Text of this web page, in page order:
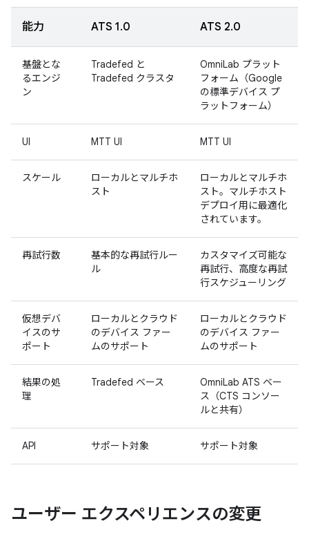
能力 ATS 1.0 ATS 2.0
基盤とな
るエンジ
ン
Tradefed と
Tradefed クラスタ
OmniLab プラット
フォーム（Google
の標準デバイス プ
ラットフォーム）
UI MTT UI MTT UI
スケール
ローカルとマルチホ
スト
ローカルとマルチホ
スト。マルチホスト
デプロイ用に最適化
されています。
再試行数
基本的な再試行ルー
ル
カスタマイズ可能な
再試行、高度な再試
行スケジューリング
仮想デバ
イスのサ
ポート
ローカルとクラウド
のデバイス ファー
ムのサポート
ローカルとクラウド
のデバイス ファー
ムのサポート
結果の処
理
Tradefed ベース
OmniLab ATS ベー
ス（CTS コンソー
ルと共有）
API サポート対象 サポート対象
ユーザー エクスペリエンスの変更